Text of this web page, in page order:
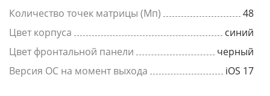
Количество точек матрицы (Мп)
48
Цвет корпуса
синий
Цвет фронтальной панели
черный
Версия ОС на момент выхода
iOS 17